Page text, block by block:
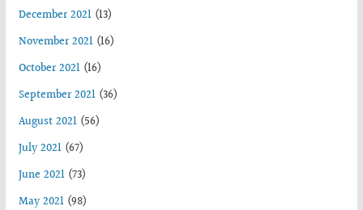
December 2021(13)
November 2021(16)
October 2021(16)
September 2021(36)
August 2021(56)
July 2021(67)
June 2021(73)
May 2021(98)